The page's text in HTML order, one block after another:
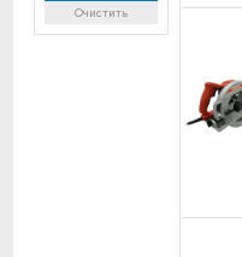
Очистить